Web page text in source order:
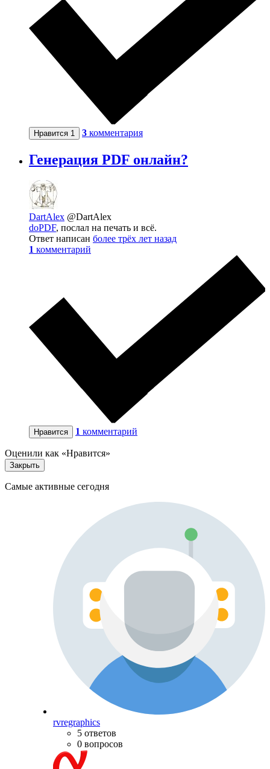
Нравится 1 3 комментария
Генерация PDF онлайн?
DartAlex @DartAlex
doPDF, послал на печать и всё.
Ответ написан более трёх лет назад
1 комментарий
Нравится 1 комментарий
Оценили как «Нравится»
Закрыть
Самые активные сегодня
rvregraphics
5 ответов
0 вопросов